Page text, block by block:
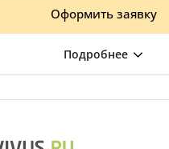
Оформить заявку